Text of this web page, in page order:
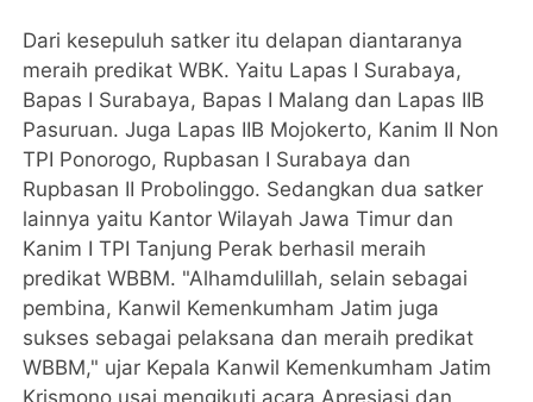
Dari kesepuluh satker itu delapan diantaranya
meraih predikat WBK. Yaitu Lapas I Surabaya,
Bapas I Surabaya, Bapas I Malang dan Lapas IIB
Pasuruan. Juga Lapas IIB Mojokerto, Kanim II Non
TPI Ponorogo, Rupbasan I Surabaya dan
Rupbasan II Probolinggo. Sedangkan dua satker
lainnya yaitu Kantor Wilayah Jawa Timur dan
Kanim I TPI Tanjung Perak berhasil meraih
predikat WBBM. "Alhamdulillah, selain sebagai
pembina, Kanwil Kemenkumham Jatim juga
sukses sebagai pelaksana dan meraih predikat
WBBM," ujar Kepala Kanwil Kemenkumham Jatim
Krismono usai mengikuti acara Apresiasi dan